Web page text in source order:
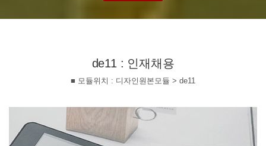
de11 : 인재채용
■ 모듈위치 : 디자인원본모듈 > de11